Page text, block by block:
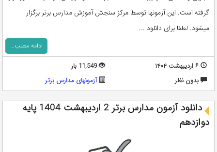
گرفته است. این آزمونها توسط مرکز سنجش آموزش مدارس برتر برگزار
میشود. لطفا برای دانلود ...
ادامه مطلب...
۶ اردیبهشت ۱۴۰۴
11,549 بار
بدون نظر
آزمونهای مدارس برتر
دانلود آزمون مدارس برتر 2 اردیبهشت 1404 پایه
دوازدهم